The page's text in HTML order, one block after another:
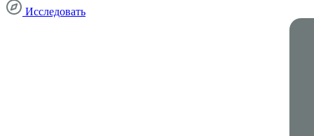
Исследовать